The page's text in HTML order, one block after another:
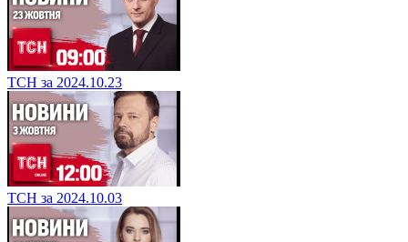
ТСН за 2024.10.23
ТСН за 2024.10.03